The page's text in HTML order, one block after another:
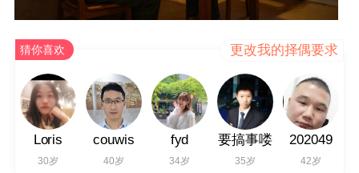
猜你喜欢 更改我的择偶要求
Loris
30岁
couwis
40岁
fyd
34岁
要搞事喽
35岁
202049
42岁